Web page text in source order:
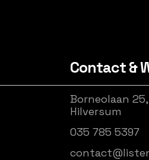
Contact &
Borneolaan 25,
Hilversum
035 785 5397